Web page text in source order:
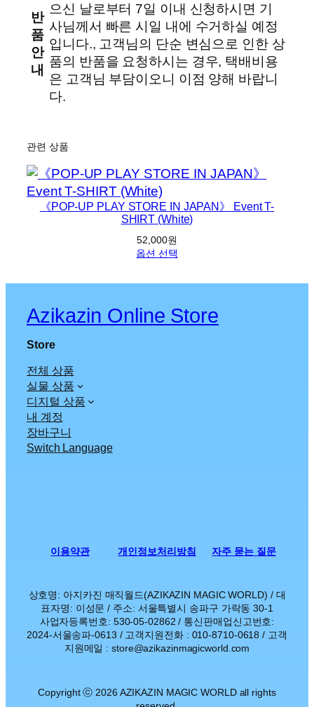
반
품
안
내
으신 날로부터 7일 이내 신청하시면 기
사님께서 빠른 시일 내에 수거하실 예정
입니다., 고객님의 단순 변심으로 인한 상
품의 반품을 요청하시는 경우, 택배비용
은 고객님 부담이오니 이점 양해 바랍니
다.
관련 상품
《POP-UP PLAY STORE IN JAPAN》 Event T-
SHIRT (White)
52,000원
옵션 선택
Azikazin Online Store
Store
전체 상품
실물 상품
디지털 상품
내 계정
장바구니
Switch Language
이용약관 개인정보처리방침 자주 묻는 질문
상호명: 아지카진 매직월드(AZIKAZIN MAGIC WORLD) / 대
표자명: 이성문 / 주소: 서울특별시 송파구 가락동 30-1
사업자등록번호: 530-05-02862 / 통신판매업신고번호:
2024-서울송파-0613 / 고객지원전화 : 010-8710-0618 / 고객
지원메일 : store@azikazinmagicworld.com
Copyright ⓒ 2026 AZIKAZIN MAGIC WORLD all rights